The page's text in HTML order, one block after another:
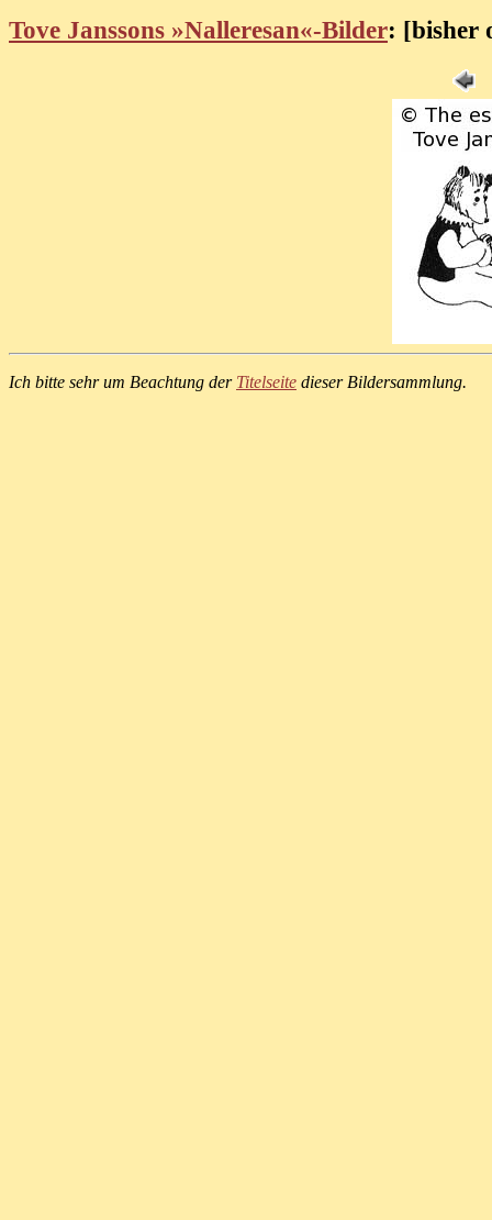
Tove Janssons »Nalleresan«-Bilder: [bisher
Ich bitte sehr um Beachtung der Titelseite dieser Bildersammlung.